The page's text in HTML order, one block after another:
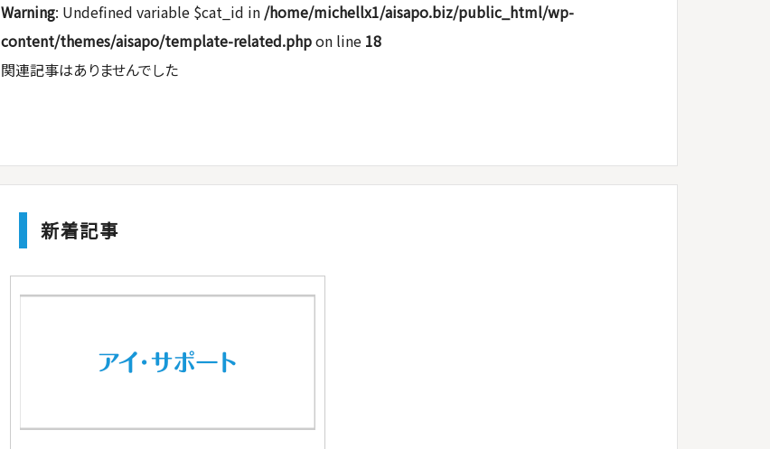
Warning: Undefined variable $cat_id in /home/michellx1/aisapo.biz/public_html/wp-
content/themes/aisapo/template-related.phpon line 18
関連記事はありませんでした
新着記事